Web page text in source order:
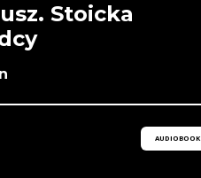
Stoicka
AUDIOBOOK